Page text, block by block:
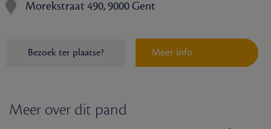
Morekstraat 490, 9000 Gent
Bezoek ter plaatse? Meer info
Meer over dit pand